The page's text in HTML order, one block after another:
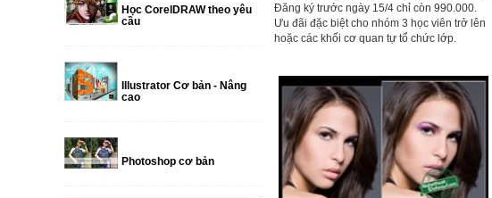
Học CorelDRAW theo yêu
cầu
Illustrator Cơ bản - Nâng
cao
Photoshop cơ bản
Đăng ký trước ngày 15/4 chỉ còn 990.000.
Ưu đãi đặc biệt cho nhóm 3 học viên trở lên
hoặc các khối cơ quan tự tổ chức lớp.